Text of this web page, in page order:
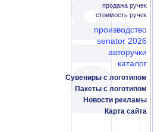
продажа ручек
стоимость ручек
производство
senator 2026
авторучки
каталог
Сувениры с логотипом
Пакеты с логотипом
Новости рекламы
Карта сайта